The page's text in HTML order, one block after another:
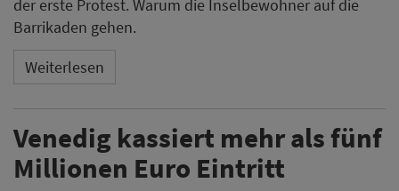
der erste Protest. Warum die Inselbewohner auf die
Barrikaden gehen.
Weiterlesen
Venedig kassiert mehr als fünf
Millionen Euro Eintritt